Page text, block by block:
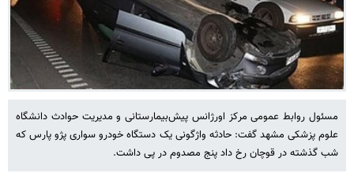
مسئول روابط عمومی مرکز اورژانس پیش‌بیمارستانی و مدیریت حوادث دانشگاه
علوم پزشکی مشهد گفت: حادثه واژگونی یک دستگاه خودرو سواری پژو پارس که
شب گذشته در قوچان رخ داد پنج مصدوم در پی داشت.